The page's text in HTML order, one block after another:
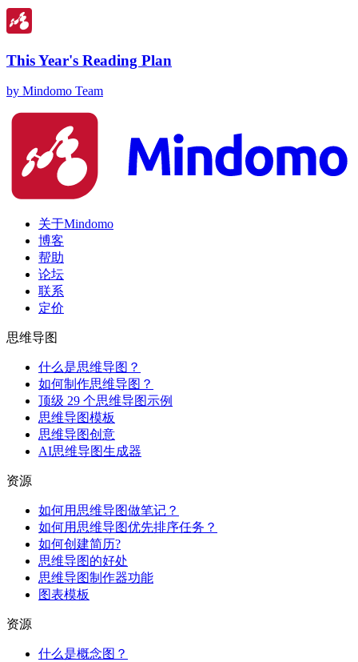
This Year's Reading Plan
by Mindomo Team
关于Mindomo
博客
帮助
论坛
联系
定价
思维导图
什么是思维导图？
如何制作思维导图？
顶级 29 个思维导图示例
思维导图模板
思维导图创意
AI思维导图生成器
资源
如何用思维导图做笔记？
如何用思维导图优先排序任务？
如何创建简历?
思维导图的好处
思维导图制作器功能
图表模板
资源
什么是概念图？